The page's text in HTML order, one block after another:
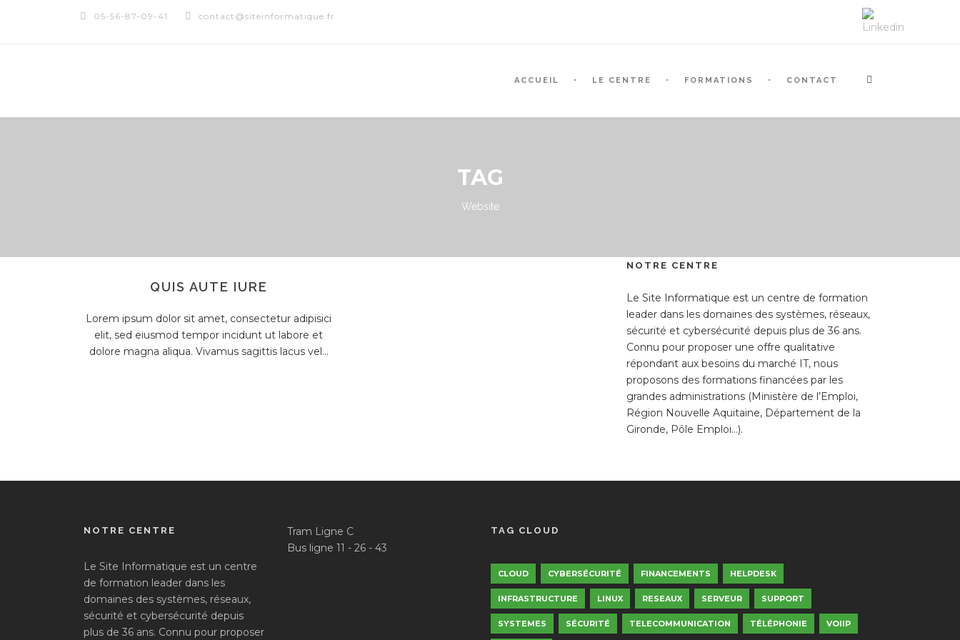
05-56-87-09-41 contact@siteinformatique.fr
ACCUEIL LE CENTRE FORMATIONS CONTACT
TAG
Website
QUIS AUTE IURE
Lorem ipsum dolor sit amet, consectetur adipisici
elit, sed eiusmod tempor incidunt ut labore et
dolore magna aliqua. Vivamus sagittis lacus vel...
NOTRE CENTRE
Le Site Informatique est un centre de formation
leader dans les domaines des systèmes, réseaux,
sécurité et cybersécurité depuis plus de 36 ans.
Connu pour proposer une offre qualitative
répondant aux besoins du marché IT, nous
proposons des formations financées par les
grandes administrations (Ministère de l’Emploi,
Région Nouvelle Aquitaine, Département de la
Gironde, Pôle Emploi…).
NOTRE CENTRE
Le Site Informatique est un centre
de formation leader dans les
domaines des systèmes, réseaux,
sécurité et cybersécurité depuis
plus de 36 ans. Connu pour proposer
Tram Ligne C
Bus ligne 11 - 26 - 43
TAG CLOUD
CLOUD CYBERSÉCURITÉ FINANCEMENTS HELPDESK
INFRASTRUCTURE LINUX RESEAUX SERVEUR SUPPORT
SYSTEMES SÉCURITÉ TELECOMMUNICATION TÉLÉPHONIE VOIIP